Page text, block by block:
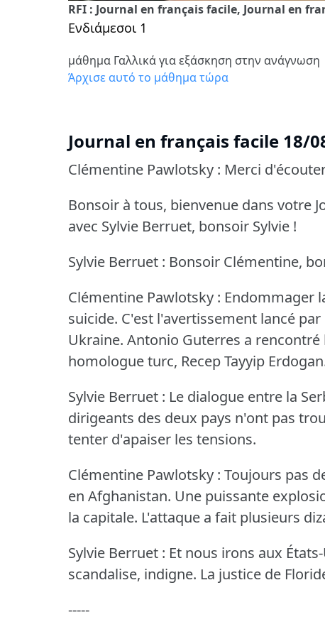
RFI : Journal en français facile, Journal en
Ενδιάμεσοι 1
μάθημα Γαλλικά για εξάσκηση στην ανάγνωση
Άρχισε αυτό το μάθημα τώρα
Journal en français facile 18/
Clémentine Pawlotsky : Merci
Bonsoir à tous, bienvenue dans votre
avec Sylvie Berruet, bonsoir Sylvie !
Sylvie Berruet : Bonsoir Clémentine,
Clémentine Pawlotsky : Endommager
suicide. C'est l'avertissement lancé
Ukraine. Antonio Guterres a
homologue turc, Recep Tayyip
Sylvie Berruet : Le dialogue entre la
dirigeants des deux pays n'ont pas
tenter d'apaiser les tensions.
Clémentine Pawlotsky : Toujours pas
en Afghanistan. Une puissante
la capitale. L'attaque a fait plusieurs
Sylvie Berruet : Et nous irons aux
scandalise, indigne. La justice de
-----